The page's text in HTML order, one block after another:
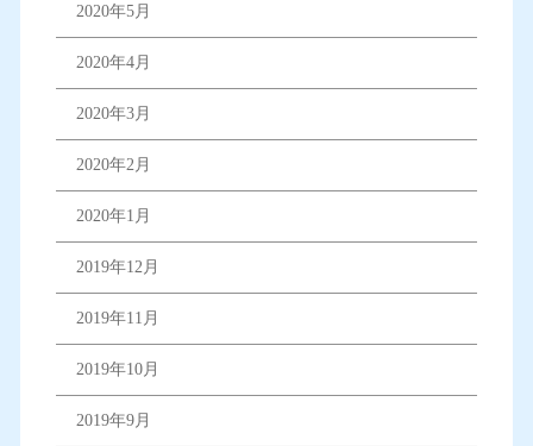
2020年5月
2020年4月
2020年3月
2020年2月
2020年1月
2019年12月
2019年11月
2019年10月
2019年9月